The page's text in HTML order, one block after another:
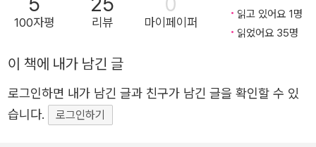
쓴 채 무어라 말하지요. 표정으로 보아 거친 말일 듯 보입니
다. 그런데 욕탕 안에서 헤엄치는 개 앞에서는 엄마 개가 눈
‘개’ 자는 친숙함이라는 포장으로, 나와 가장 가까운 이웃 및
가족에게 쏘아지는 화살과 같습니다. <개욕탕>은 가장 가까
운 가족과 이웃에게부터 따스한 말을 해야 한다고 말하지요.
100자평 리뷰 마이페이퍼
읽고 있어요 1명
읽었어요 35명
이 책에 내가 남긴 글
로그인하면 내가 남긴 글과 친구가 남긴 글을 확인할 수 있
습니다.
로그인하기